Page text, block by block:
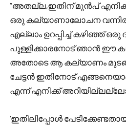
“അതല്ല,ഇതിന് മുൻപ്
ഒരു കല്യാണാലോചന
എല്ലാം ഉറപ്പിച്ച് കഴിഞ്ഞ് ഒരു
പുള്ളിക്കാരനോട് ഞാൻ ഈ
അതോടെ ആ കല്യാണം
ചേട്ടൻ ഇതിനോട്
എന്ന് എനിക്ക്
‘ഇതിലിപ്പോൾ